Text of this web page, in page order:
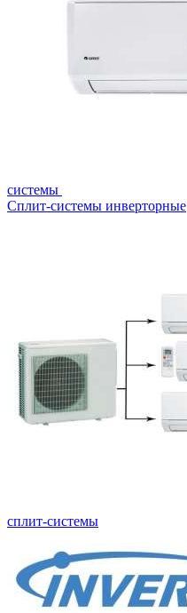
системы
Сплит-системы инверторные
сплит-системы